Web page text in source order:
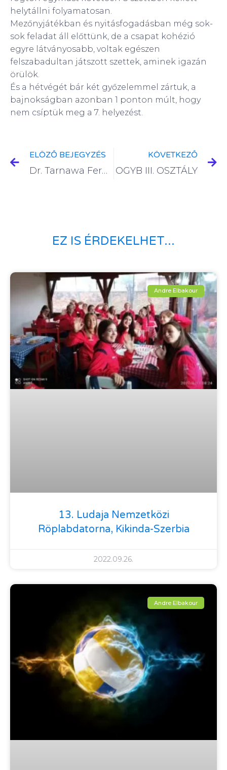
helytállni folyamatosan.
Mezőnyjátékban és nyitásfogadásban még sok-
sok feladat áll előttünk, de a csapat kohézió
egyre látványosabb, voltak egészen
felszabadultan játszott szettek, aminek igazán
örülök.
És a hétvégét bár két győzelemmel zártuk, a
bajnokságban azonban 1 ponton múlt, hogy
nem csíptük meg a 7. helyezést.
ELÖZŐ BEJEGYZÉS
Dr. Tarnawa Ferdinánd U19 OIB I. osztály VII. FORDULÓ 2022.03.27.
KÖVETKEZŐ
OGYB III. OSZTÁLY
EZ IS ÉRDEKELHET...
Andre Elbakour
13. Ludaja Nemzetközi
Röplabdatorna, Kikinda-Szerbia
2022.09.26.
Andre Elbakour